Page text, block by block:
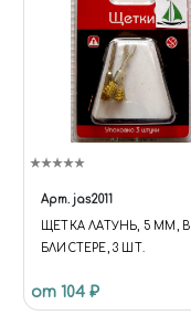
Арт. jas2011
ЩЕТКА ЛАТУНЬ, 5 ММ, В
БЛИСТЕРЕ, 3 ШТ.
от 104 ₽